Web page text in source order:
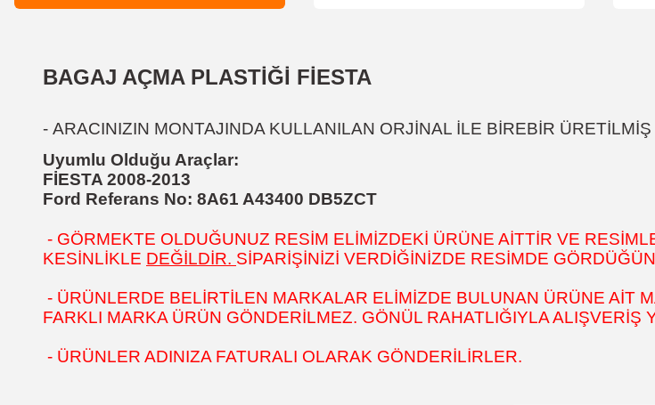
BAGAJ AÇMA PLASTİĞİ FİESTA
- ARACINIZIN MONTAJINDA KULLANILAN ORJİNAL İLE BİREBİR ÜRETİLMİŞ
Uyumlu Olduğu Araçlar:
FİESTA 2008-2013
Ford Referans No: 8A61 A43400 DB5ZCT
- GÖRMEKTE OLDUĞUNUZ RESİM ELİMİZDEKİ ÜRÜNE AİTTİR VE
KESİNLİKLE DEĞİLDİR. SİPARİŞİNİZİ VERDİĞİNİZDE RESİMDE
- ÜRÜNLERDE BELİRTİLEN MARKALAR ELİMİZDE BULUNAN ÜRÜNE AİT
FARKLI MARKA ÜRÜN GÖNDERİLMEZ. GÖNÜL RAHATLIĞIYLA ALIŞVERİŞ
- ÜRÜNLER ADINIZA FATURALI OLARAK GÖNDERİLİRLER.